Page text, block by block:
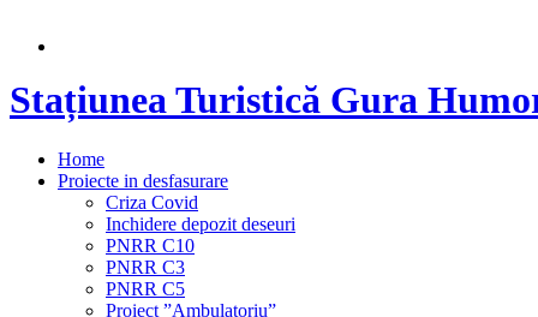
Stațiunea Turistică Gura
Home
Proiecte in desfasurare
Criza Covid
Inchidere depozit deseuri
PNRR C10
PNRR C3
PNRR C5
Proiect ”Ambulatoriu”